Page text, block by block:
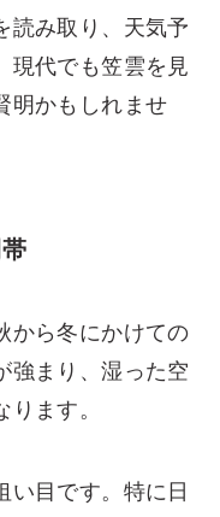
読み取り、天気予
現代でも笠雲を見
明かもしれませ
から冬にかけての
強まり、湿った空
ます。
い目です。特に日